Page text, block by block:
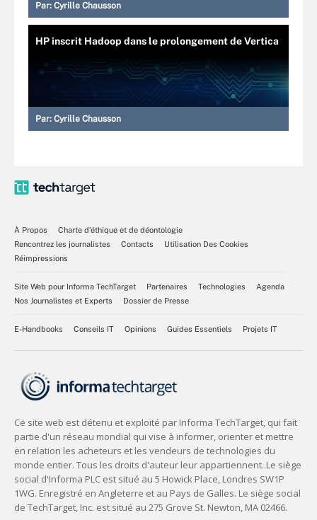
Par: Cyrille Chausson
HP inscrit Hadoop dans le prolongement de Vertica
Par: Cyrille Chausson
À Propos
Charte d’éthique et de déontologie
Rencontrez les journalistes
Contacts
Utilisation Des Cookies
Réimpressions
Site Web pour Informa TechTarget Partenaires Technologies
Agenda
Nos Journalistes et Experts
Dossier de Presse
E-Handbooks Conseils IT Opinions Guides Essentiels Projets IT